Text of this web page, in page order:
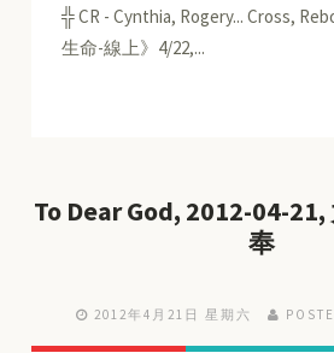
╬ CR - Cynthia, Rogery... Cross,
生命-線上》4/22,...
To Dear God, 2012-04-
奉
2012年4月21日 星期六